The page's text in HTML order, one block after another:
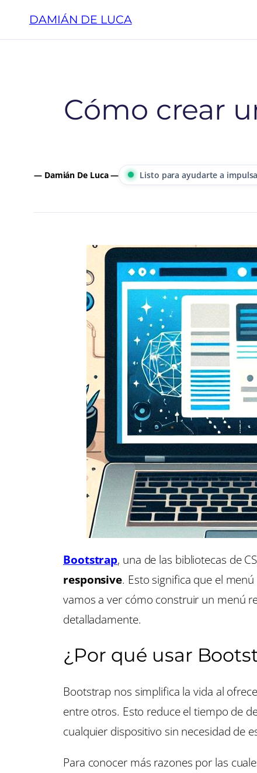
contenido
DAMIÁN DE LUCA
Cómo crear
— Damián De Luca — Listo para ayudarte a
Bootstrap, una de las bibliotecas de
responsive. Esto significa que el
vamos a ver cómo construir un menú
detalladamente.
¿Por qué usar
Bootstrap nos simplifica la vida al
entre otros. Esto reduce el tiempo de
cualquier dispositivo sin necesidad de
Para conocer más razones por las